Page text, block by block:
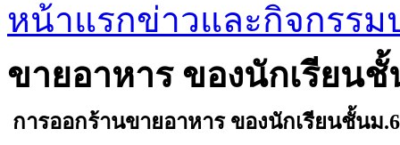
หน้าแรกข่าวและกิจกรรม
ขายอาหาร ของนักเรียนชั้
การออกร้านขายอาหาร ของนักเรียนชั้นม.6